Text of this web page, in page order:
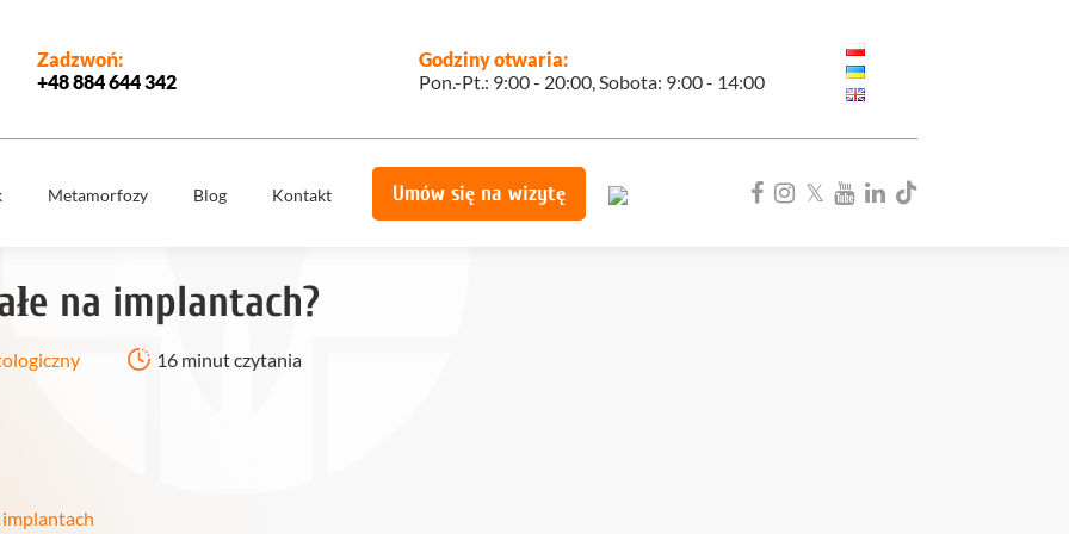
Zadzwoń:
+48 884 644 342
Godziny otwaria:
Pon.-Pt.: 9:00 - 20:00, Sobota: 9:00 - 14:00
Implantologia
Implanty
Metamorfozy Blog Kontakt Umów się na wizytę
na implantach?
16 minut czytania
implantach